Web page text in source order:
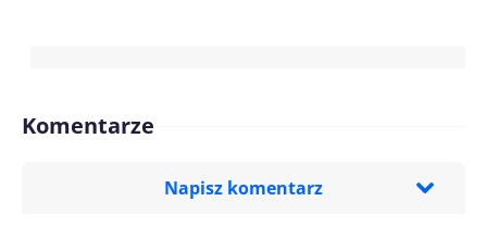
Komentarze
Napisz komentarz